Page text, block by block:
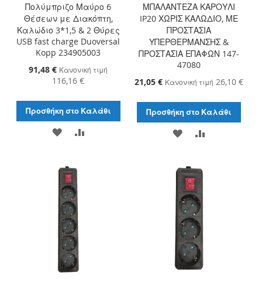
Πολύμπριζο Μαύρο 6
Θέσεων με Διακόπτη,
Καλώδιο 3*1,5 & 2 Θύρες
USB fast charge Duoversal
Kopp 234905003
Ειδική
91,48 € Κανονική τιμή
116,16 €
Προσθήκη στο Καλάθι
ΠΡΟΣΘΉΚΗ
ΛΊΣΤΑ
ΕΠΙΘΥΜΙΏΝ
ΜΠΑΛΑΝΤΕΖΑ ΚΑΡΟΥΛΙ
IP20 ΧΩΡΙΣ ΚΑΛΩΔΙΟ, ΜΕ
ΠΡΟΣΤΑΣΙΑ
ΥΠΕΡΘΕΡΜΑΝΣΗΣ &
ΠΡΟΣΤΑΣΙΑ ΕΠΑΦΩΝ 147-
47080
Ειδική
21,05 € Κανονική τιμή 26,10 €
Προσθήκη στο Καλάθι
ΠΡΟΣΘΉΚΗ
ΛΊΣΤΑ
ΕΠΙΘΥΜΙΏΝ